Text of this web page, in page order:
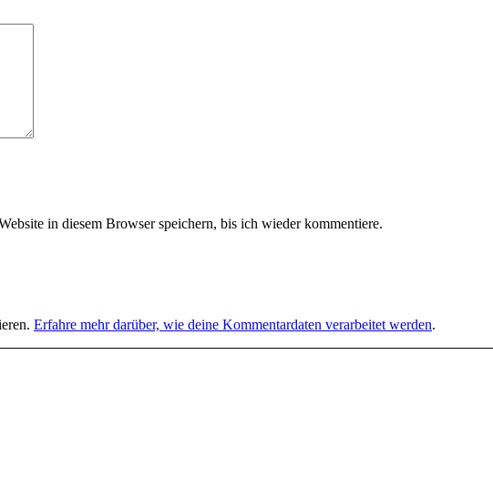
in diesem Browser speichern, bis ich wieder kommentiere.
Erfahre mehr darüber, wie deine Kommentardaten verarbeitet werden.